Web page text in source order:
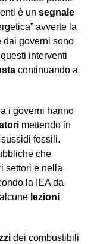
è un segnale
avverte la
dai governi sono
questi interventi
continuando a
i governi hanno
mettendo in
fossili.
che
settori e nella
la IEA da
lezioni
dei combustibili